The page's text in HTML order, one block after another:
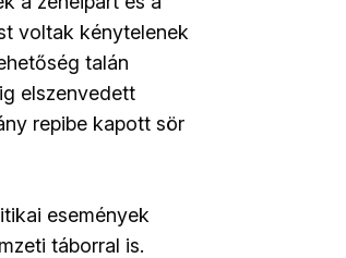
voltak kénytelenek
talán
elszenvedett
repibe kapott sör
események
táborral is.